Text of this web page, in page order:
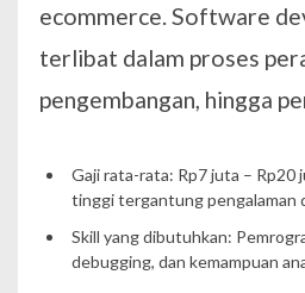
ecommerce. Software
terlibat dalam proses
pengembangan, hingga
Gaji rata-rata: Rp7 juta – Rp20
tinggi tergantung pengalaman
Skill yang dibutuhkan:
debugging, dan kemampuan